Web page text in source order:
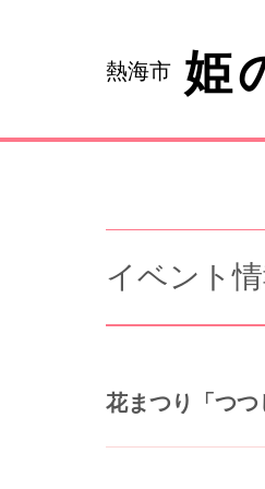
熱海市 姫
イベント
花まつり「つつ